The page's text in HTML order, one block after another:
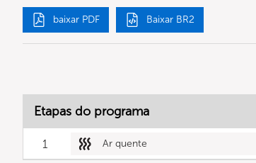
baixar PDF Baixar BR2
Etapas do programa
1 Ar quente